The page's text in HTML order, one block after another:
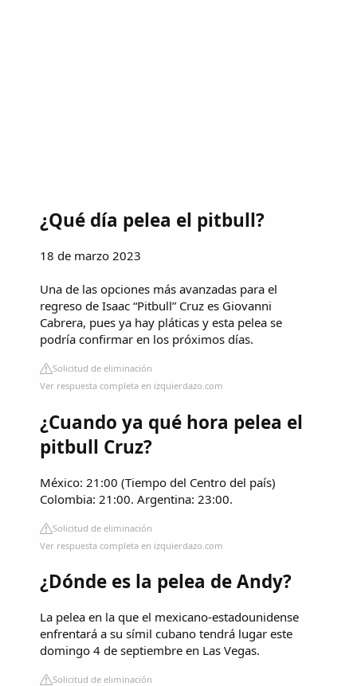
¿Qué día pelea el pitbull?
18 de marzo 2023
Una de las opciones más avanzadas para el
regreso de Isaac “Pitbull” Cruz es Giovanni
Cabrera, pues ya hay pláticas y esta pelea se
podría confirmar en los próximos días.
Solicitud de eliminación
Ver respuesta completa en izquierdazo.com
¿Cuando ya qué hora pelea el
pitbull Cruz?
México: 21:00 (Tiempo del Centro del país)
Colombia: 21:00. Argentina: 23:00.
Solicitud de eliminación
Ver respuesta completa en izquierdazo.com
¿Dónde es la pelea de Andy?
La pelea en la que el mexicano-estadounidense
enfrentará a su símil cubano tendrá lugar este
domingo 4 de septiembre en Las Vegas.
Solicitud de eliminación